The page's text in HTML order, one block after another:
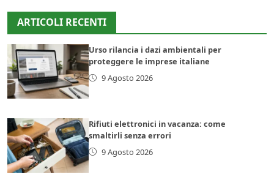
ARTICOLI RECENTI
Urso rilancia i dazi ambientali per
proteggere le imprese italiane
9 Agosto 2026
Rifiuti elettronici in vacanza: come
smaltirli senza errori
9 Agosto 2026